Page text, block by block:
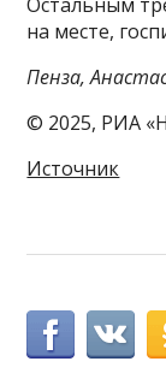
на месте,
Пенза,
© 2025, РИА
Источник